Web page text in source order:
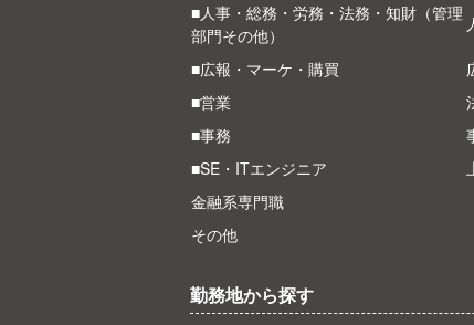
■人事・総務・労務・法務・知財（管理
部門その他）
■広報・マーケ・購買
■営業
■事務
■SE・ITエンジニア
金融系専門職
その他
勤務地から探す